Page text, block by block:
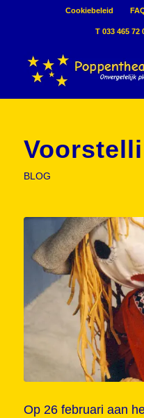
Cookiebeleid
T 033 465 72
BLOG
Op 26 februari aan